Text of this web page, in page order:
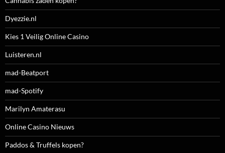
Dyezzie.nl
Kies 1 Veilig Online Casino
Luisteren.nl
mad-Beatport
mad-Spotify
Marilyn Amaterasu
Online Casino Nieuws
Paddos & Truffels kopen?